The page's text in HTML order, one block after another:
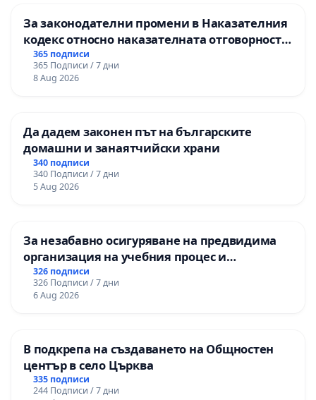
За законодателни промени в Наказателния
кодекс относно наказателната отговорност
на непълнолетните при особено тежки
умишлени престъпления
365 подписи
365 Подписи / 7 дни
8 Aug 2026
Да дадем законен път на българските
домашни и занаятчийски храни
340 подписи
340 Подписи / 7 дни
5 Aug 2026
За незабавно осигуряване на предвидима
организация на учебния процес и
гарантиране на правото на равнопоставено
и качествено образование на учениците от
ОУ „Княз Александър I“ и Хуманитарна
326 подписи
326 Подписи / 7 дни
6 Aug 2026
В подкрепа на създаването на Общностен
център в село Църква
335 подписи
244 Подписи / 7 дни